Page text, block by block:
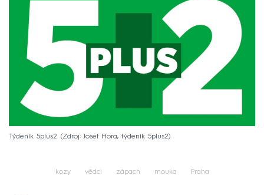
Týdeník 5plus2 Zdroj: Josef Hora, týdeník 5plus2
kozy vědci zápach mouka Praha